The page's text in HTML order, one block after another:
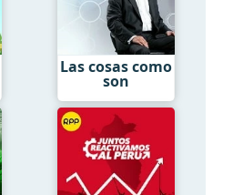
Las cosas como
son